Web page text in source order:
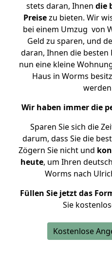
stets daran, Ihnen die
Preisezu bieten. Wir
bei einem Umzug von
Geld zu sparen, und
daran, Ihnen die besten
nun eine kleine
Haus in Worms
Wir haben immer die
Sparen Sie sich die
darum, dass Sie die
Zögern Sie nicht und
heute, um Ihren
Worms nach
Füllen Sie jetzt das
Sie
Kostenlose